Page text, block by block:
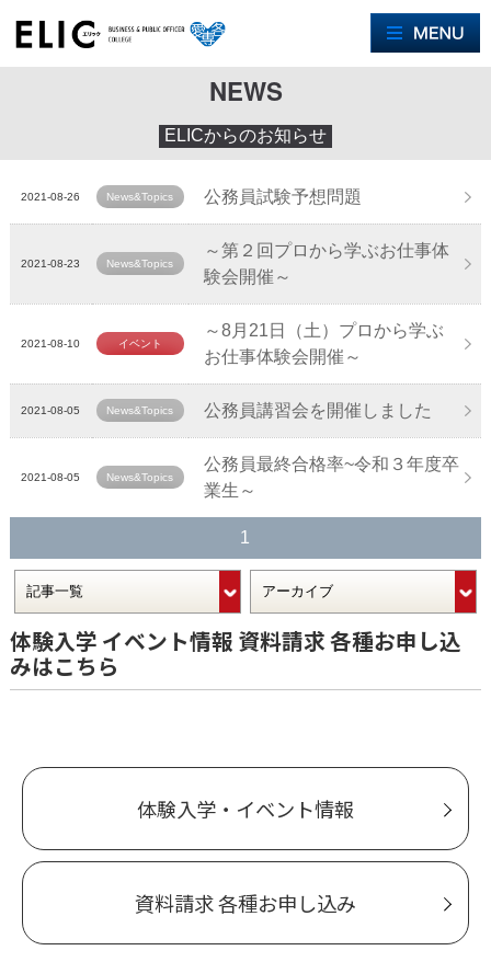
NEWS
ELICからのお知らせ
2021-08-26 News&Topics 公務員試験予想問題
2021-08-23 News&Topics
～第２回プロから学ぶお仕事体
験会開催～
2021-08-10 イベント
～8月21日（土）プロから学ぶ
お仕事体験会開催～
2021-08-05 News&Topics 公務員講習会を開催しました
2021-08-05 News&Topics
公務員最終合格率~令和３年度卒
業生～
1
体験入学 イベント情報 資料請求 各種お申し込
みはこちら
体験入学・イベント情報
資料請求 各種お申し込み